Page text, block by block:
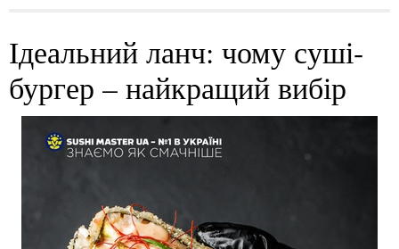
Ідеальний ланч: чому суші-
бургер – найкращий вибір